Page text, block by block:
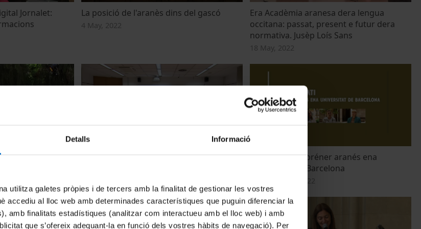
Detalls Informació
utilitza galetes pròpies i de tercers amb la finalitat de gestionar les vostres
accediu al lloc web amb determinades característiques que puguin diferenciar la
amb finalitats estadístiques (analitzar com interactueu amb el lloc web) i amb
que s’ofereix adequant-la en funció dels vostres hàbits de navegació). Per
Jornalet:
La posició de l'aranès dins del gascó
4 May, 2022
Era Acadèmia aranesa dera lengua
occitana: passat, present e futur dera
normativa. Jusèp Loís Sans
18 May, 2022
Èm çò qu'èm, la primera sèrie en aranès
Entre nosati: apréner aranés ena
Universitat de Barcelona